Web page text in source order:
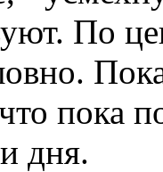
По
пока
дня.